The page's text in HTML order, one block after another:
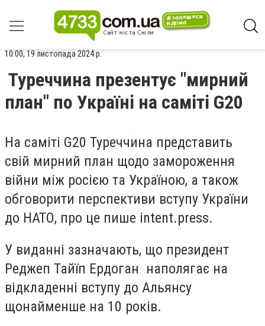
10:00, 19 листопада 2024 р.
Туреччина презентує "мирний
план" по Україні на саміті G20
На саміті G20 Туреччина представить
свій мирний план щодо замороження
війни між росією та Україною, а також
обговорити перспективи вступу України
до НАТО, про це пише intent.press.
У виданні зазначають, що президент
Реджеп Тайїп Ердоган наполягає на
відкладенні вступу до Альянсу
щонайменше на 10 років.